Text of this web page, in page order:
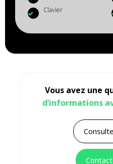
Clavier
Vous avez une
d’informations